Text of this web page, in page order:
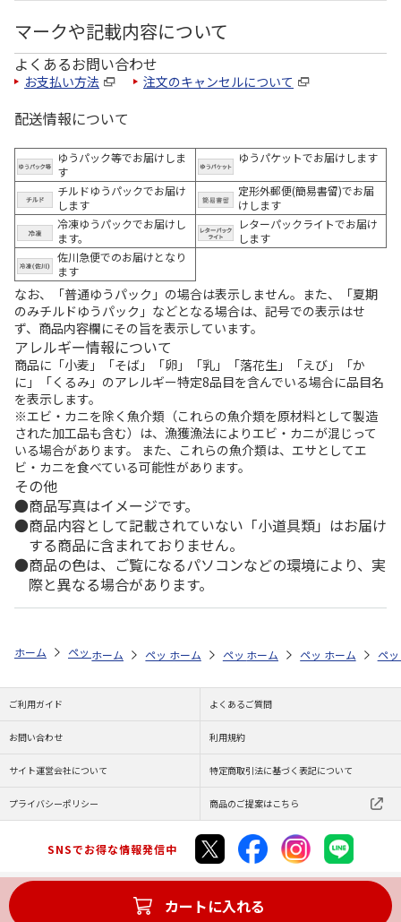
マークや記載内容について
よくあるお問い合わせ
お支払い方法 注文のキャンセルについて
配送情報について
ゆうパック等でお届けしま
す
ゆうパケットでお届けします
チルドゆうパックでお届け
します
定形外郵便(簡易書留)でお届
けします
冷凍ゆうパックでお届けし
ます。
レターパックライトでお届け
します
佐川急便でのお届けとなり
ます
なお、「普通ゆうパック」の場合は表示しません。また、「夏期
のみチルドゆうパック」などとなる場合は、記号での表示はせ
ず、商品内容欄にその旨を表示しています。
アレルギー情報について
商品に「小麦」「そば」「卵」「乳」「落花生」「えび」「か
に」「くるみ」のアレルギー特定8品目を含んでいる場合に品目名
を表示します。
※エビ・カニを除く魚介類（これらの魚介類を原材料として製造
された加工品も含む）は、漁獲漁法によりエビ・カニが混じって
いる場合があります。 また、これらの魚介類は、エサとしてエ
ビ・カニを食べている可能性があります。
その他
商品写真はイメージです。
商品内容として記載されていない「小道具類」はお届け
する商品に含まれておりません。
商品の色は、ご覧になるパソコンなどの環境により、実
際と異なる場合があります。
カートに入れる
ホーム ペットストア ケージ・飼育その他用品 メンテナンス用具（
ホーム ペットストア ケージ・飼育その他用品 メ
ホーム ペットストア ケージ・飼育その
ホーム ペットストア ケ
ホーム ペ
ご利用ガイド よくあるご質問
お問い合わせ 利用規約
サイト運営会社について 特定商取引法に基づく表記について
プライバシーポリシー 商品のご提案はこちら
SNSでお得な情報発信中